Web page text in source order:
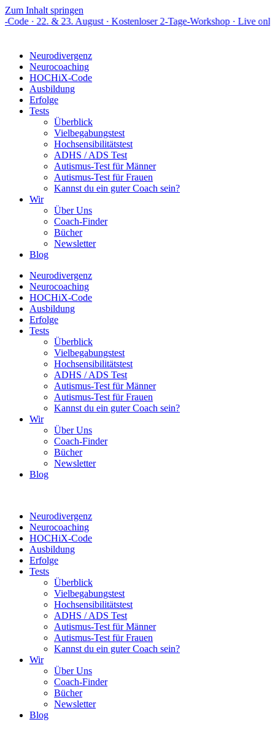
Zum Inhalt springen
& 23. August · Kostenloser 2-Tage-Workshop · Live online
Neurodivergenz
Neurocoaching
HOCHiX-Code
Ausbildung
Erfolge
Tests
Überblick
Vielbegabungstest
Hochsensibilitätstest
ADHS / ADS Test
Autismus-Test für Männer
Autismus-Test für Frauen
Kannst du ein guter Coach sein?
Wir
Über Uns
Coach-Finder
Bücher
Newsletter
Blog
Neurodivergenz
Neurocoaching
HOCHiX-Code
Ausbildung
Erfolge
Tests
Überblick
Vielbegabungstest
Hochsensibilitätstest
ADHS / ADS Test
Autismus-Test für Männer
Autismus-Test für Frauen
Kannst du ein guter Coach sein?
Wir
Über Uns
Coach-Finder
Bücher
Newsletter
Blog
Neurodivergenz
Neurocoaching
HOCHiX-Code
Ausbildung
Erfolge
Tests
Überblick
Vielbegabungstest
Hochsensibilitätstest
ADHS / ADS Test
Autismus-Test für Männer
Autismus-Test für Frauen
Kannst du ein guter Coach sein?
Wir
Über Uns
Coach-Finder
Bücher
Newsletter
Blog